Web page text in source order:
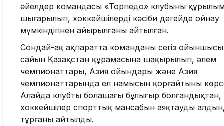
әйелдер командасы «Торпедо» клубының
шығарылып, хоккейшілердің кәсіби деңгейде ойнау
мүмкіндігінен айырылғаны айтылған.
Сондай-ақ ақпаратта команданың сегіз
сайын Қазақстан құрамасына шақырылып, әлем
чемпионаттары, Азия ойындары және Азия
чемпионаттарында ел намысын қорғайтыны
Алайда клубтың болашағы бұлыңғыр болғандықтан,
хоккейшілер спорттық мансабын аяқтаудың
тұрғаны айтылды.